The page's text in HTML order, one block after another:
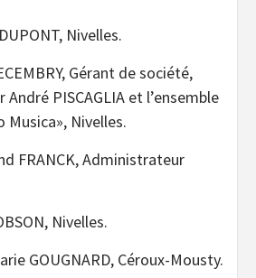
Nivelles.
Gérant de société,
André PISCAGLIA et l’ensemble
Nivelles.
FRANCK, Administrateur
Nivelles.
GOUGNARD, Céroux-Mousty.